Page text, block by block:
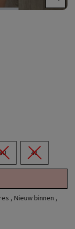
41
, Nieuw binnen ,